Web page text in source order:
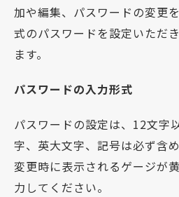
加や編集、パスワードの変更
式のパスワードを設定いただ
ます。
パスワードの入力形式
パスワードの設定は、12文字
字、英大文字、記号は必ず含
変更時に表示されるゲージが
力してください。